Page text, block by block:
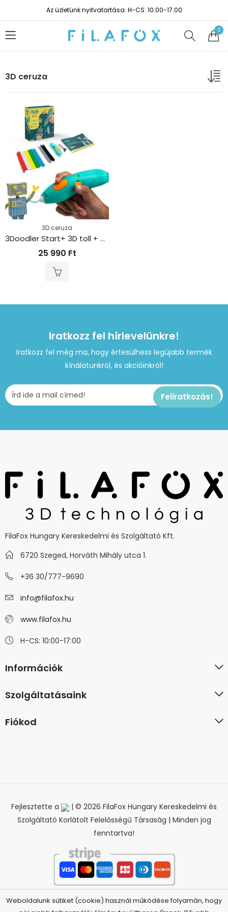
Az üzletünk nyitvatartása: H-CS: 10:00-17:00
0
3D ceruza
3D ceruza
3Doodler Start+ 3D toll + 72 utántöltő + 12 sablon
25 990 Ft
Iratkozz fel hírlevelünkre!
Iratkozz fel még ma, hogy értesülhess legújabb termék
kínálatunkról, és akcióinkról!
FilaFox Hungary Kereskedelmi és Szolgáltató Kft.
6720 Szeged, Horváth Mihály utca 1.
+36 30/777-9690
info@filafox.hu
www.filafox.hu
H-CS: 10:00-17:00
Információk
Szolgáltatásaink
Fiókod
Fejlesztette a
| © 2026 FilaFox Hungary Kereskedelmi és
Szolgáltató Korlátolt Felelősségű Társaság | Minden jog
fenntartva!
Weboldalunk sütiket (cookie) használ működése folyamán, hogy